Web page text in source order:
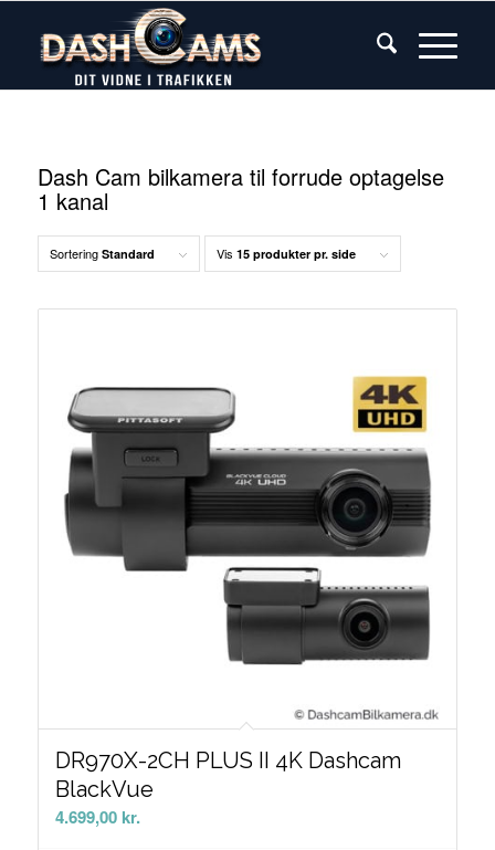
Dash Cam bilkamera til forrude optagelse
1 kanal
Sortering Standard Vis 15 produkter pr. side
DR970X-2CH PLUS II 4K Dashcam
BlackVue
4.699,00 kr.